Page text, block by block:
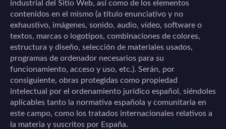
industrial del Sitio Web, así como de los elementos
contenidos en el mismo (a título enunciativo y no
exhaustivo, imágenes, sonido, audio, vídeo, software o
textos, marcas o logotipos, combinaciones de colores,
estructura y diseño, selección de materiales usados,
programas de ordenador necesarios para su
funcionamiento, acceso y uso, etc.). Serán, por
consiguiente, obras protegidas como propiedad
intelectual por el ordenamiento jurídico español, siéndoles
aplicables tanto la normativa española y comunitaria en
este campo, como los tratados internacionales relativos a
la materia y suscritos por España.